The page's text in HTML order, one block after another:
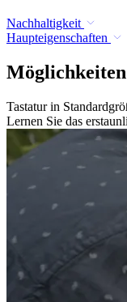
Nachhaltigkeit
Haupteigenschaften
Tastatur in
Lernen Sie das